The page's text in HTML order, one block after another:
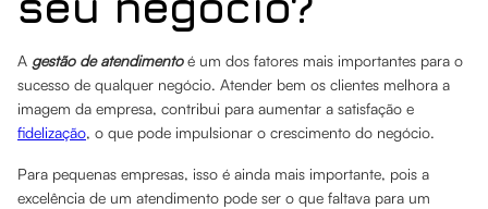
A gestão de atendimentoé um dos fatores mais importantes para o
sucesso de qualquer negócio. Atender bem os clientes melhora a
imagem da empresa, contribui para aumentar a satisfação e
fidelização, o que pode impulsionar o crescimento do negócio.
Para pequenas empresas, isso é ainda mais importante, pois a
excelência de um atendimento pode ser o que faltava para um